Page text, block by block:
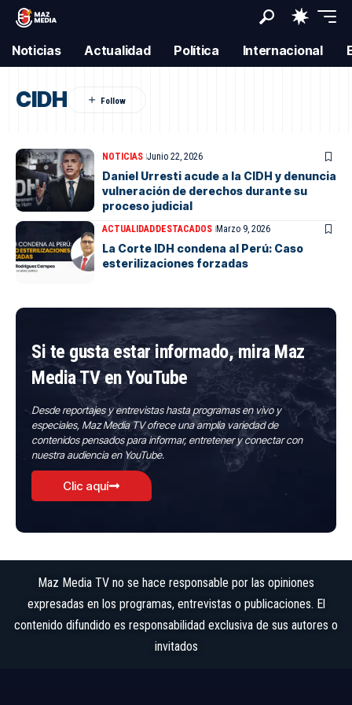
Noticias Actualidad Política Internacional
CIDH
NOTICIAS Junio 22, 2026
Daniel Urresti acude a la CIDH y denuncia
vulneración de derechos durante su
proceso judicial
ACTUALIDADDESTACADOS Marzo 9, 2026
La Corte IDH condena al Perú: Caso
esterilizaciones forzadas
Si te gusta estar informado, mira Maz
Media TV en YouTube
Desde reportajes y entrevistas hasta programas en vivo y
especiales, Maz Media TV ofrece una amplia variedad de
contenidos pensados para informar, entretener y conectar con
nuestra audiencia en YouTube.
Clic aquí
Maz Media TV no se hace responsable por las opiniones
expresadas en los programas, entrevistas o publicaciones. El
contenido difundido es responsabilidad exclusiva de sus autores o
invitados